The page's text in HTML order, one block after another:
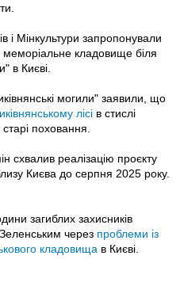
і Мінкультури запропонували
меморіальне кладовище біля
в Києві.
могили" заявили, що
лісі в стислі
поховання.
схвалив реалізацію проєкту
Києва до серпня 2025 року.
загиблих захисників
через проблеми із
кладовища в Києві.